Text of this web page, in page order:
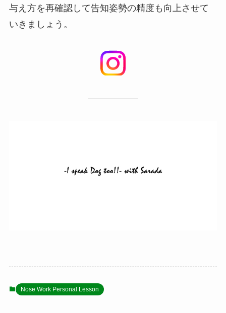
与え方を再確認して告知姿勢の精度も向上させて
いきましょう。
Nose Work Personal Lesson